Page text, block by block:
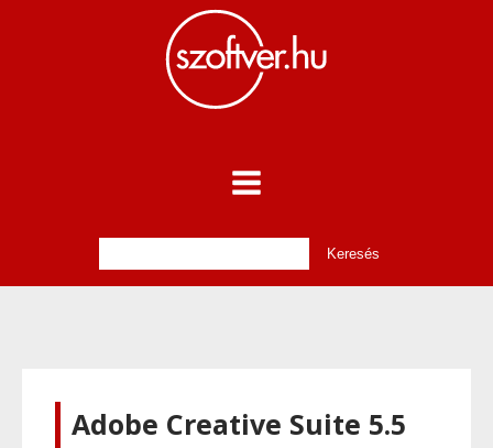
Adobe Creative Suite 5.5